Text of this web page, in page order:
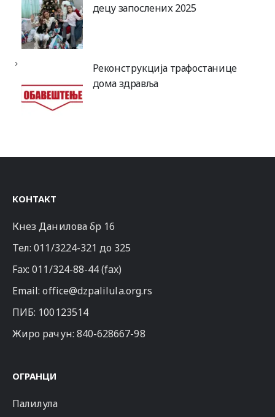
децу запослених 2025
Реконструкција трафостанице
дома здравља
КОНТАКТ
Кнез Данилова бр 16
Тел:011/3224-321 до 325
Fax: 011/324-88-44 (fax)
Email:office@dzpalilula.org.rs
ПИБ: 100123514
Жиро рачун: 840-628667-98
ОГРАНЦИ
Палилула